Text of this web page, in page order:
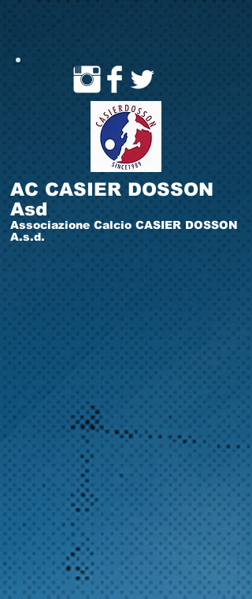
AC CASIER DOSSON
Asd
Associazione Calcio CASIER DOSSON
A.s.d.